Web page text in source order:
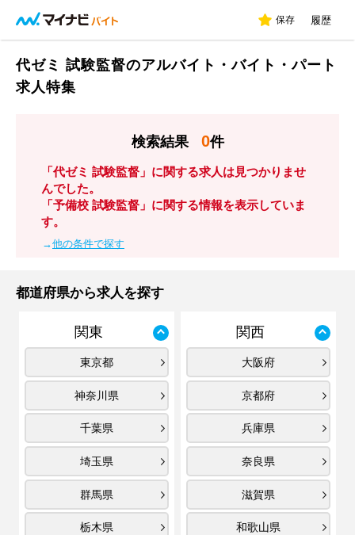
保存 履歴
代ゼミ 試験監督のアルバイト・バイト・パート
求人特集
検索結果 0件
「代ゼミ 試験監督」に関する求人は見つかりませ
んでした。
「予備校 試験監督」に関する情報を表示していま
す。
→他の条件で探す
都道府県から求人を探す
関東
東京都
神奈川県
千葉県
埼玉県
群馬県
栃木県
関西
大阪府
京都府
兵庫県
奈良県
滋賀県
和歌山県